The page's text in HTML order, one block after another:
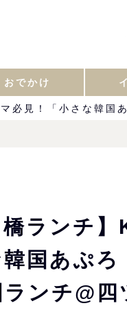
おでかけ
必見！「小さな韓
橋ランチ
国あぷろ
ンチ@四